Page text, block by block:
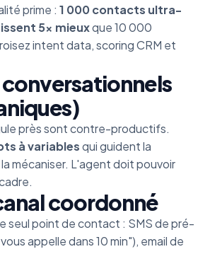
prime : 1 000 contacts ultra-
5× mieuxque 10 000
intent data, scoring CRM et
près sont contre-productifs.
à variablesqui guident la
mécaniser. L'agent doit pouvoir
coordonné
seul point de contact : SMS de pré-
appelle dans 10 min"), email de